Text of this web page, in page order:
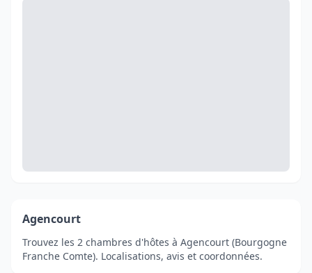
Agencourt
Trouvez les 2 chambres d'hôtes à Agencourt (Bourgogne
Franche Comte). Localisations, avis et coordonnées.